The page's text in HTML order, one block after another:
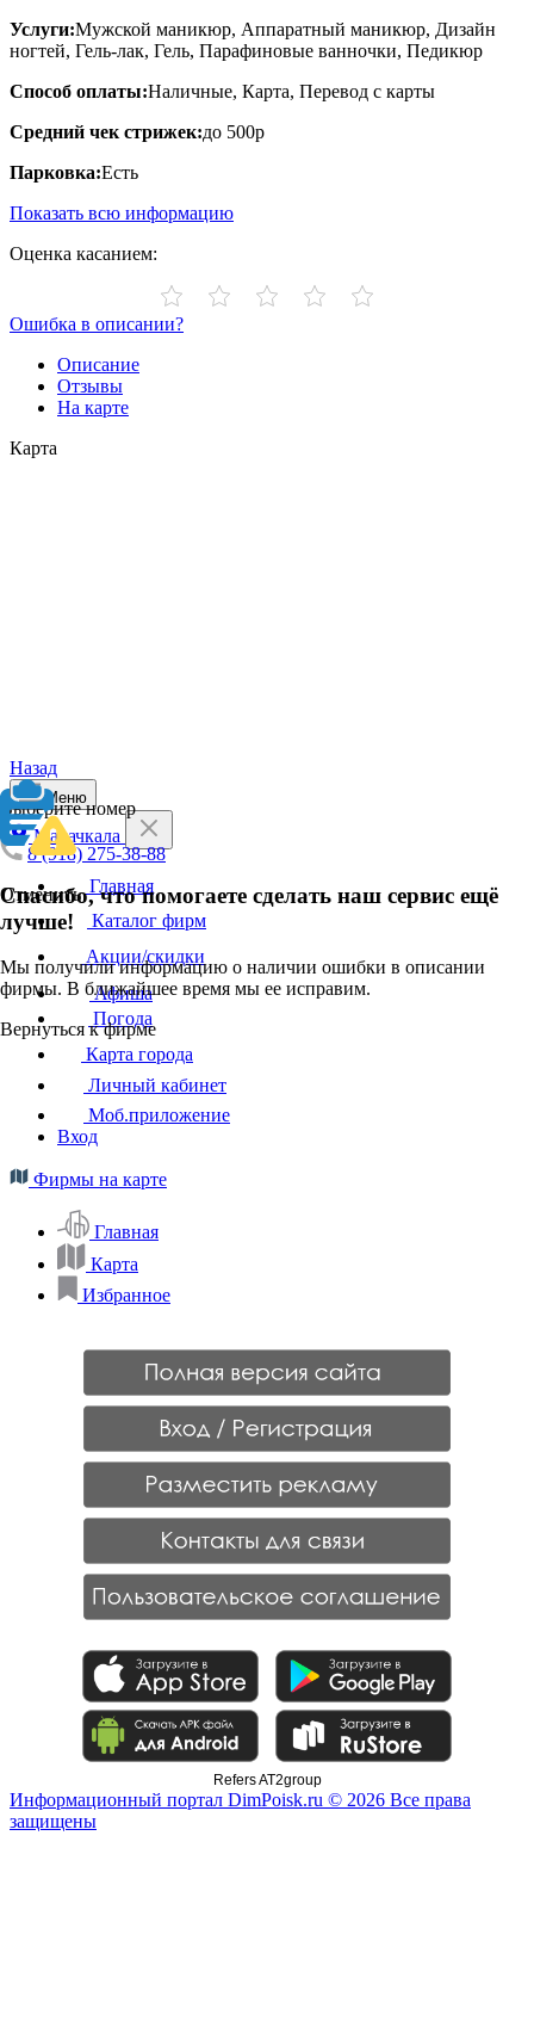
Услуги:Мужской маникюр, Аппаратный маникюр, Дизайн
ногтей, Гель-лак, Гель, Парафиновые ванночки, Педикюр
Способ оплаты:Наличные, Карта, Перевод с карты
Средний чек стрижек:до 500р
Парковка:Есть
Показать всю информацию
Оценка касанием:
Ошибка в описании?
Описание
Отзывы
На карте
Карта
Назад
Выберите номер
8 (918) 275-38-88
Отменить
Спасибо, что помогаете сделать наш сервис ещё
лучше!
Мы получили информацию о наличии ошибки в описании
фирмы. В ближайшее время мы ее исправим.
Вернуться к фирме
Меню
Махачкала
Главная
Каталог фирм
Акции/скидки
Афиша
Погода
Карта города
Личный кабинет
Моб.приложение
Вход
Фирмы на карте
Главная
Карта
Избранное
Refers AT2group
Информационный портал DimPoisk.ru © 2026 Все права
защищены